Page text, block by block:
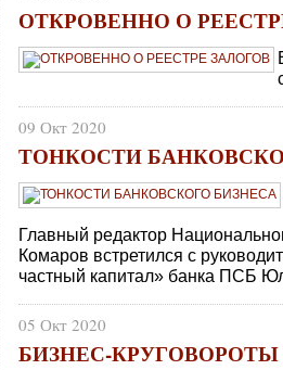
ОТКРОВЕННО О
09 Окт 2020
ТОНКОСТИ
Главный редактор
Комаров встретился с
частный капитал» банка ПСБ
05 Окт 2020
БИЗНЕС-